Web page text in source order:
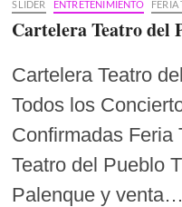
SLIDER ENTRETENIMIENTO
Cartelera Teatro del
Cartelera Teatro
Todos los
Confirmadas Feria
Teatro del Pueblo
Palenque y venta…